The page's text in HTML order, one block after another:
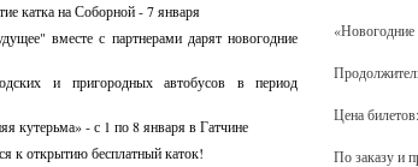
катка на Соборной - 7 января
вместе с партнерами дарят новогодние
и пригородных автобусов в период
кутерьма» - с 1 по 8 января в Гатчине
к открытию бесплатный каток!
«Новогодние
Цена
По заказу и